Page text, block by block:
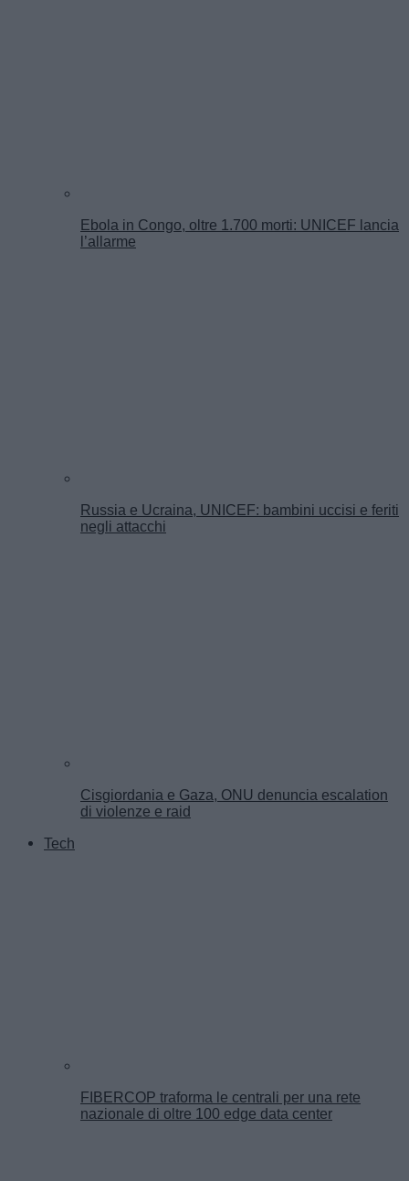
Ebola in Congo, oltre 1.700 morti: UNICEF lancia
l’allarme
Russia e Ucraina, UNICEF: bambini uccisi e feriti
negli attacchi
Cisgiordania e Gaza, ONU denuncia escalation
di violenze e raid
Tech
FIBERCOP traforma le centrali per una rete
nazionale di oltre 100 edge data center